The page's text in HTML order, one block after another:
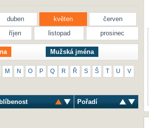
duben květen
červen
říjen listopad prosinec
Mužská jména
M N O P Q R Ř S Š T U V
Pořadí